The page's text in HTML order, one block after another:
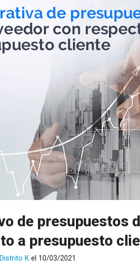
de presupuestos
a presupuesto
Distrito K el 10/03/2021